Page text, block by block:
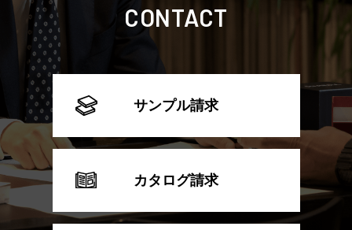
CONTACT
サンプル請求
カタログ請求